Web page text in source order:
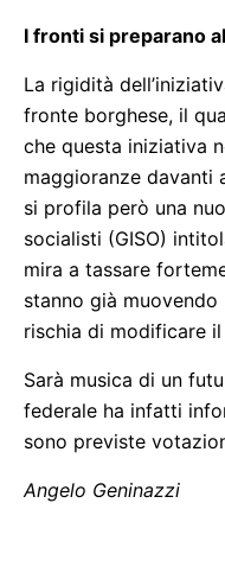
I fronti si preparano
La rigidità
fronte borghese, il
che questa iniziativa
maggioranze davanti
si profila però una
socialisti (GISO)
mira a tassare
stanno già
rischia di modificare
Sarà musica di un
federale ha infatti
sono previste
Angelo Geninazzi